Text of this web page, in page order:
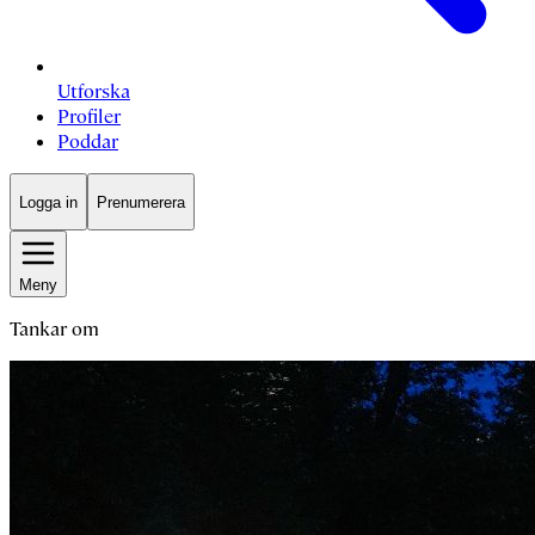
Utforska
Profiler
Poddar
Logga in Prenumerera
Meny
Tankar om